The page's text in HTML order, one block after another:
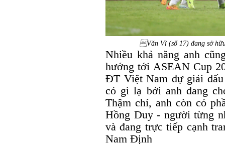
Văn Vĩ (số 17) đang sở
Nhiều khả năng anh
hướng tới ASEAN Cup
ĐT Việt Nam dự giải
có gì lạ bởi anh đang
Thậm chí, anh còn có
Hồng Duy - người từng
và đang trực tiếp cạnh
Nam Định